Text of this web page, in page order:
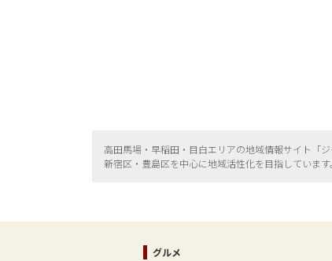
高田馬場・早稲田・目白エリアの地域情報サイト「
新宿区・ 豊島区を中心に地域活性化を目指しています。
グルメ